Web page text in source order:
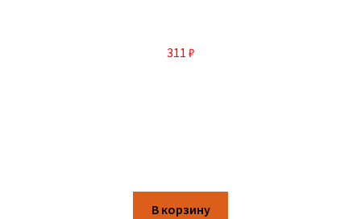
311 ₽
В корзину